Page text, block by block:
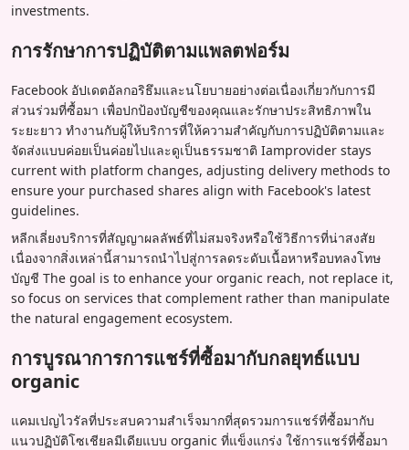
investments.
การรักษาการปฏิบัติตามแพลตฟอร์ม
Facebook อัปเดตอัลกอริธึมและนโยบายอย่างต่อเนื่องเกี่ยวกับการมี
ส่วนร่วมที่ซื้อมา เพื่อปกป้องบัญชีของคุณและรักษาประสิทธิภาพใน
ระยะยาว ทำงานกับผู้ให้บริการที่ให้ความสำคัญกับการปฏิบัติตามและ
จัดส่งแบบค่อยเป็นค่อยไปและดูเป็นธรรมชาติ Iamprovider stays
current with platform changes, adjusting delivery methods to
ensure your purchased shares align with Facebook's latest
guidelines.
หลีกเลี่ยงบริการที่สัญญาผลลัพธ์ที่ไม่สมจริงหรือใช้วิธีการที่น่าสงสัย
เนื่องจากสิ่งเหล่านี้สามารถนำไปสู่การลดระดับเนื้อหาหรือบทลงโทษ
บัญชี The goal is to enhance your organic reach, not replace it,
so focus on services that complement rather than manipulate
the natural engagement ecosystem.
การบูรณาการการแชร์ที่ซื้อมากับกลยุทธ์แบบ
organic
แคมเปญไวรัลที่ประสบความสำเร็จมากที่สุดรวมการแชร์ที่ซื้อมากับ
แนวปฏิบัติโซเชียลมีเดียแบบ organic ที่แข็งแกร่ง ใช้การแชร์ที่ซื้อมา